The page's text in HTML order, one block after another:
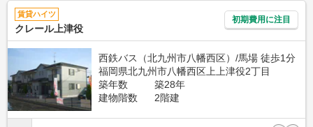
賃貸ハイツ
クレール上津役
初期費用に注目
西鉄バス（北九州市八幡西区）/馬場 徒歩1分
福岡県北九州市八幡西区上上津役2丁目
築年数
築28年
建物階数
2階建